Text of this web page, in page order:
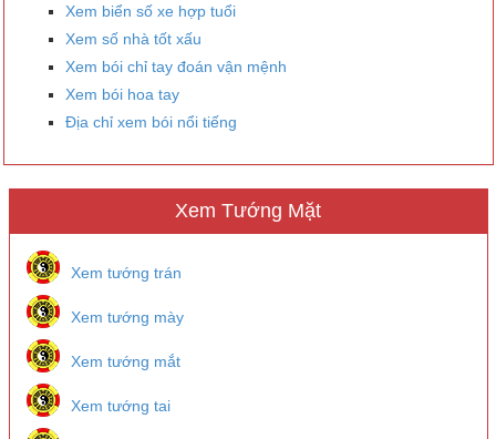
Xem biển số xe hợp tuổi
Xem số nhà tốt xấu
Xem bói chỉ tay đoán vận mệnh
Xem bói hoa tay
Địa chỉ xem bói nổi tiếng
Xem Tướng Mặt
Xem tướng trán
Xem tướng mày
Xem tướng mắt
Xem tướng tai